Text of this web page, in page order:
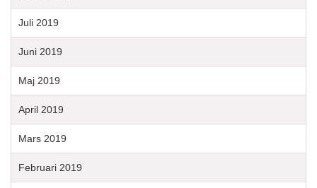
Juli 2019
Juni 2019
Maj 2019
April 2019
Mars 2019
Februari 2019